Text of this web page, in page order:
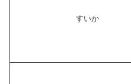
すいか